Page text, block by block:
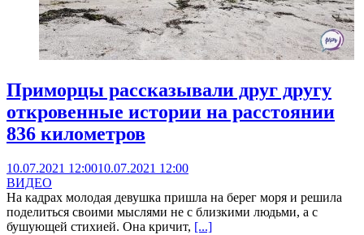
Приморцы рассказывали друг другу
откровенные истории на расстоянии
836 километров
10.07.2021 12:0010.07.2021 12:00
ВИДЕО
На кадрах молодая девушка пришла на берег моря и решила
поделиться своими мыслями не с близкими людьми, а с
бушующей стихией. Она кричит, [...]